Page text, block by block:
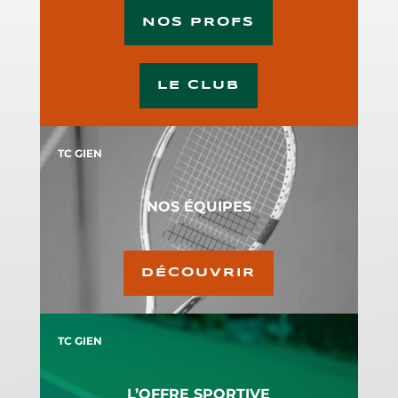
View on Facebook · Share
NOS PROFS
LE CLUB
TC GIEN
NOS ÉQUIPES
DÉCOUVRIR
TC GIEN
L’OFFRE SPORTIVE